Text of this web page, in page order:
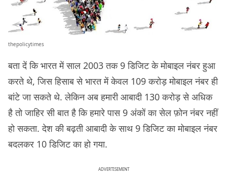
thepolicytimes
बता दें कि भारत में साल 2003 तक 9 डिजिट के मोबाइल नंबर हुआ
करते थे, जिस हिसाब से भारत में केवल 109 करोड़ मोबाइल नंबर ही
बांटे जा सकते थे. लेकिन अब हमारी आबादी 130 करोड़ से अधिक
है तो जाहिर सी बात है कि हमारे पास 9 अंकों का सेल फ़ोन नंबर नहीं
हो सकता. देश की बढ़ती आबादी के साथ 9 डिजिट का मोबाइल नंबर
बदलकर 10 डिजिट का हो गया.
ADVERTISEMENT